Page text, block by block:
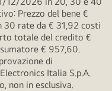
Prezzo del bene €
30 rate da € 31,92 costi
totale del credito €
€ 957,60.
di
Italia S.p.A.
non in esclusiva.